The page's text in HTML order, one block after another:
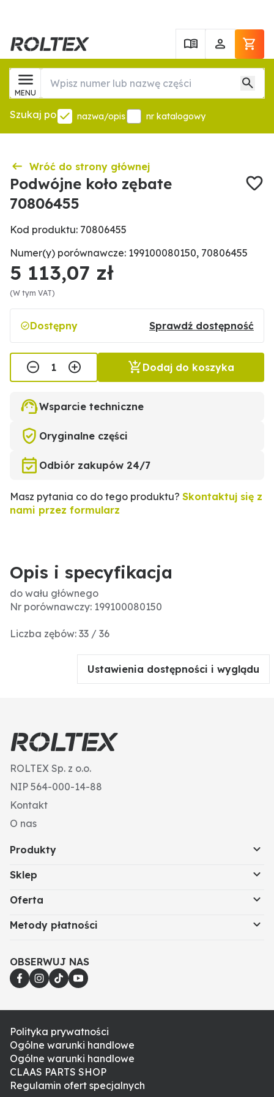
MENU
Szukaj po nazwa/opis nr katalogowy
Wróć do strony głównej
Podwójne koło zębate
70806455
Kod produktu: 70806455
Numer(y) porównawcze: 199100080150, 70806455
5 113,07 zł
(W tym VAT)
Dostępny Sprawdź dostępność
Dodaj do koszyka
Wsparcie techniczne
Oryginalne części
Odbiór zakupów 24/7
Masz pytania co do tego produktu? Skontaktuj się z
nami przez formularz
Opis i specyfikacja
do wału głównego
Nr porównawczy: 199100080150
Liczba zębów: 33 / 36
Ustawienia dostępności i wyglądu
ROLTEX Sp. z o.o.
NIP 564-000-14-88
Kontakt
O nas
Produkty
Sklep
Oferta
Metody płatności
OBSERWUJ NAS
Polityka prywatności
Ogólne warunki handlowe
Ogólne warunki handlowe
CLAAS PARTS SHOP
Regulamin ofert specjalnych